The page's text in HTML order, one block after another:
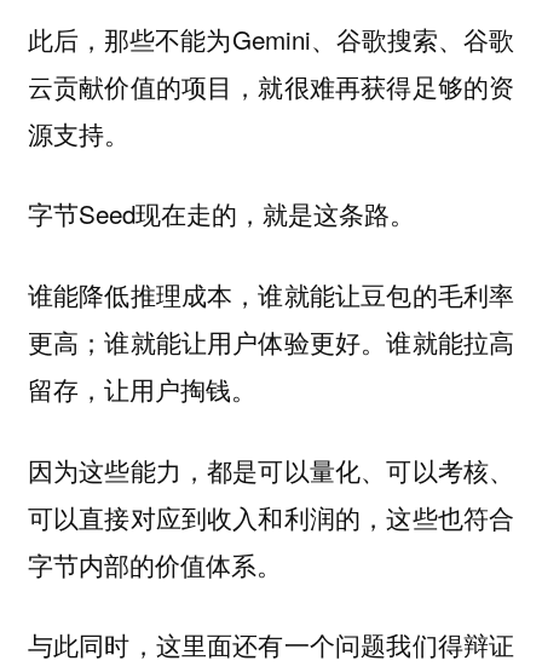
此后，那些不能为Gemini、谷歌搜索、谷歌
云贡献价值的项目，就很难再获得足够的资
源支持。
字节Seed现在走的，就是这条路。
谁能降低推理成本，谁就能让豆包的毛利率
更高；谁就能让用户体验更好。谁就能拉高
留存，让用户掏钱。
因为这些能力，都是可以量化、可以考核、
可以直接对应到收入和利润的，这些也符合
字节内部的价值体系。
与此同时，这里面还有一个问题我们得辩证